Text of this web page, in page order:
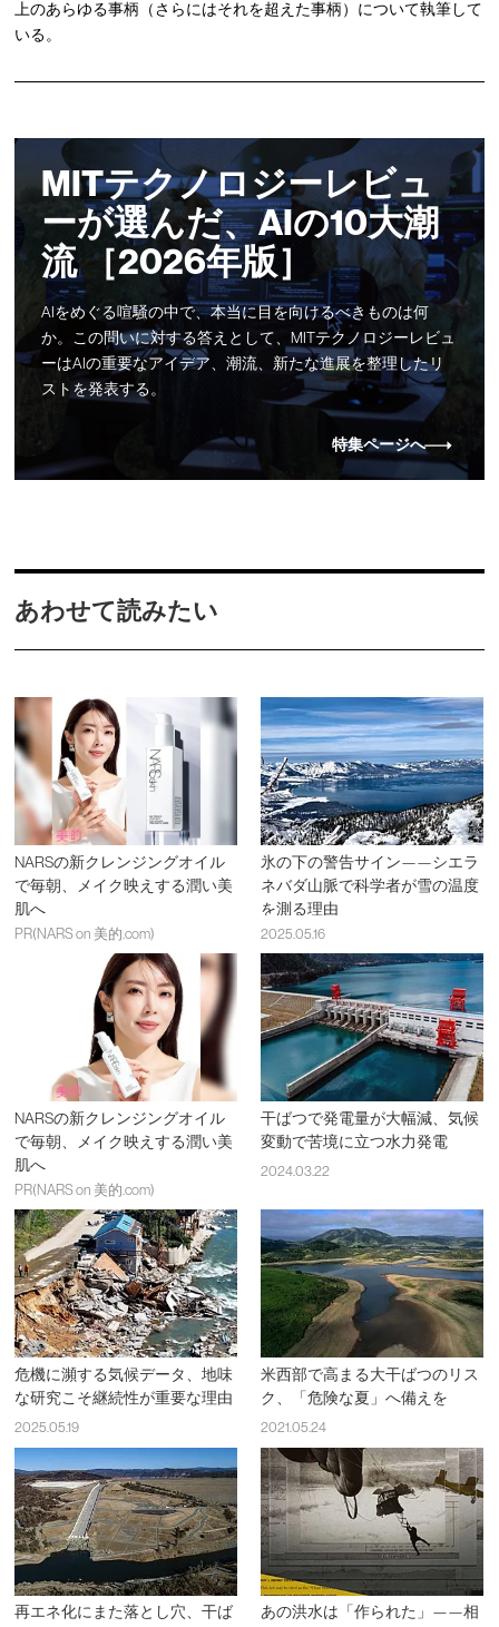
上のあらゆる事柄（さらにはそれを超えた事柄）について執筆して
いる。
MITテクノロジーレビュ
ーが選んだ、AIの10大潮
流 ［2026年版］
AIをめぐる喧騒の中で、本当に目を向けるべきものは何
か。この問いに対する答えとして、MITテクノロジーレビュ
ーはAIの重要なアイデア、潮流、新たな進展を整理したリ
ストを発表する。
特集ページへ
あわせて読みたい
NARSの新クレンジングオイル
で毎朝、メイク映えする潤い美
肌へ
PR(NARS on 美的.com)
氷の下の警告サイン——シエラ
ネバダ山脈で科学者が雪の温度
を測る理由
2025.05.16
NARSの新クレンジングオイル
で毎朝、メイク映えする潤い美
肌へ
PR(NARS on 美的.com)
干ばつで発電量が大幅減、気候
変動で苦境に立つ水力発電
2024.03.22
危機に瀕する気候データ、地味
な研究こそ継続性が重要な理由
2025.05.19
米西部で高まる大干ばつのリス
ク、「危険な夏」へ備えを
2021.05.24
再エネ化にまた落とし穴、干ば
あの洪水は「作られた」——相